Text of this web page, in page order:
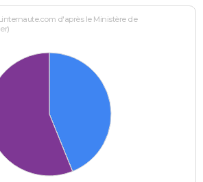
d'après le Ministère de